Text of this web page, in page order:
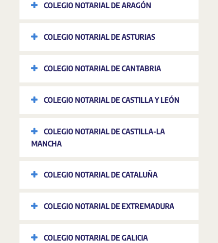
COLEGIO NOTARIAL DE ARAGÓN
COLEGIO NOTARIAL DE ASTURIAS
COLEGIO NOTARIAL DE CANTABRIA
COLEGIO NOTARIAL DE CASTILLA Y LEÓN
COLEGIO NOTARIAL DE CASTILLA-LA
MANCHA
COLEGIO NOTARIAL DE CATALUÑA
COLEGIO NOTARIAL DE EXTREMADURA
COLEGIO NOTARIAL DE GALICIA